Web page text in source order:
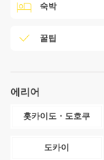
숙박
꿀팁
에리어
홋카이도・도호쿠
도카이